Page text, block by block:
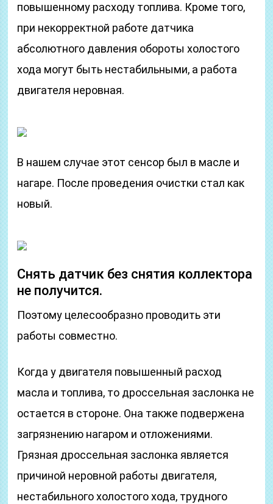
повышенному расходу топлива. Кроме того,
при некорректной работе датчика
абсолютного давления обороты холостого
хода могут быть нестабильными, а работа
двигателя неровная.
В нашем случае этот сенсор был в масле и
нагаре. После проведения очистки стал как
новый.
Снять датчик без снятия коллектора
не получится.
Поэтому целесообразно проводить эти
работы совместно.
Когда у двигателя повышенный расход
масла и топлива, то дроссельная заслонка не
остается в стороне. Она также подвержена
загрязнению нагаром и отложениями.
Грязная дроссельная заслонка является
причиной неровной работы двигателя,
нестабильного холостого хода, трудного